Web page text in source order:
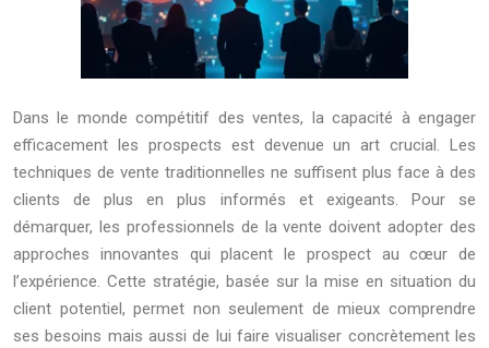
Dans le monde compétitif des ventes, la capacité à engager
efficacement les prospects est devenue un art crucial. Les
techniques de vente traditionnelles ne suffisent plus face à des
clients de plus en plus informés et exigeants. Pour se
démarquer, les professionnels de la vente doivent adopter des
approches innovantes qui placent le prospect au cœur de
l’expérience. Cette stratégie, basée sur la mise en situation du
client potentiel, permet non seulement de mieux comprendre
ses besoins mais aussi de lui faire visualiser concrètement les